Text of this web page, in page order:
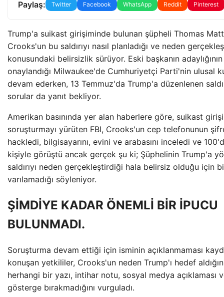
Paylaş: Twitter Facebook WhatsApp Reddit Pinterest
Trump'a suikast girişiminde bulunan şüpheli Thomas
Crooks'un bu saldırıyı nasıl planladığı ve neden
konusundaki belirsizlik sürüyor. Eski başkanın
onaylandığı Milwaukee'de Cumhuriyetçi Parti'nin ulusal
devam ederken, 13 Temmuz'da Trump'a düzenlenen
sorular da yanıt bekliyor.
Amerikan basınında yer alan haberlere göre, suikast
soruşturmayı yürüten FBI, Crooks'un cep telefonunun
hackledi, bilgisayarını, evini ve arabasını inceledi ve
kişiyle görüştü ancak gerçek şu ki; Şüphelinin Trump'a
saldırıyı neden gerçekleştirdiği hala belirsiz olduğu için
varılamadığı söyleniyor.
ŞİMDİYE KADAR ÖNEMLİ BİR İPUCU
BULUNMADI.
Soruşturma devam ettiği için isminin açıklanmaması
konuşan yetkililer, Crooks'un neden Trump'ı hedef
herhangi bir yazı, intihar notu, sosyal medya açıklaması
gösterge bırakmadığını vurguladı.